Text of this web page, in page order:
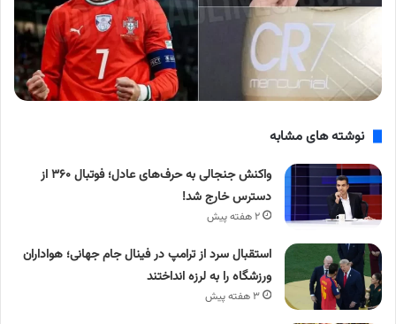
نوشته های مشابه
واکنش جنجالی به حرف‌های عادل؛ فوتبال ۳۶۰ از
دسترس خارج شد!
۲ هفته پیش
استقبال سرد از ترامپ در فینال جام جهانی؛ هواداران
ورزشگاه را به لرزه انداختند
۳ هفته پیش